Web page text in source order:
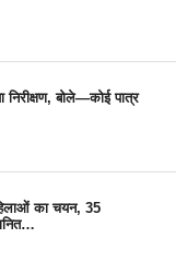
बोले—कोई पात्र
का चयन, 35